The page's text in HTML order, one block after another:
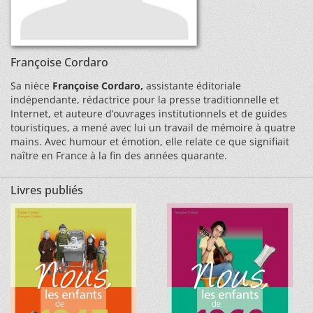
Françoise Cordaro
Sa nièce Françoise Cordaro, assistante éditoriale
indépendante, rédactrice pour la presse traditionnelle et
Internet, et auteure d’ouvrages institutionnels et de guides
touristiques, a mené avec lui un travail de mémoire à quatre
mains. Avec humour et émotion, elle relate ce que signifiait
naître en France à la fin des années quarante.
Livres publiés